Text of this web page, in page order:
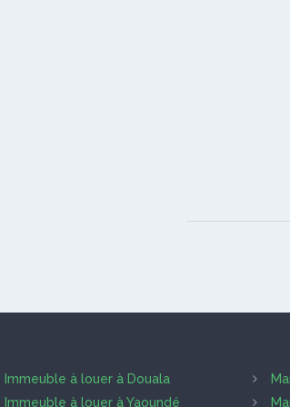
Immeuble à louer à Douala
Immeuble à louer à Yaoundé